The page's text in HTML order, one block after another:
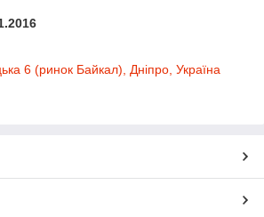
6 (ринок Байкал), Дніпро, Україна